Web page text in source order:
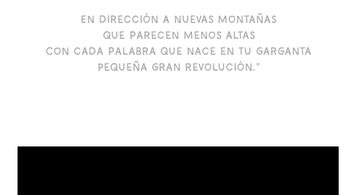
En dirección a nuevas montañas
que parecen menos altas
Con cada palabra que nace en tu garganta
Pequeña gran revolución."